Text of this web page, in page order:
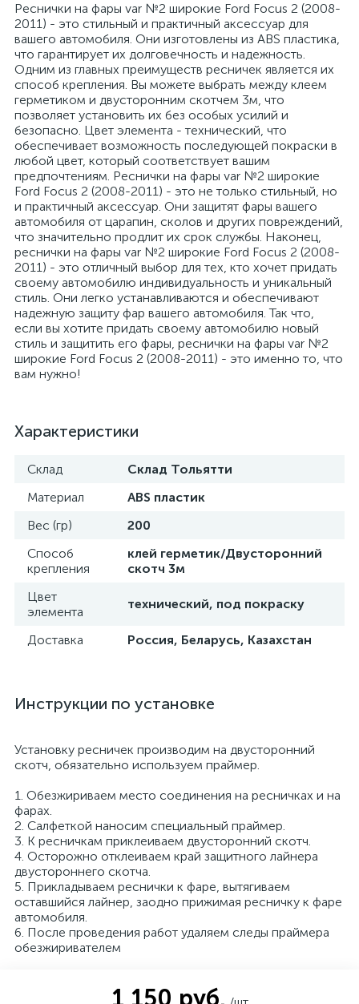
Реснички на фары var №2 широкие Ford Focus 2 (2008-
2011) - это стильный и практичный аксессуар для
вашего автомобиля. Они изготовлены из ABS пластика,
что гарантирует их долговечность и надежность.
Одним из главных преимуществ ресничек является их
способ крепления. Вы можете выбрать между клеем
герметиком и двусторонним скотчем 3м, что
позволяет установить их без особых усилий и
безопасно. Цвет элемента - технический, что
обеспечивает возможность последующей покраски в
любой цвет, который соответствует вашим
предпочтениям. Реснички на фары var №2 широкие
Ford Focus 2 (2008-2011) - это не только стильный, но
и практичный аксессуар. Они защитят фары вашего
автомобиля от царапин, сколов и других повреждений,
что значительно продлит их срок службы. Наконец,
реснички на фары var №2 широкие Ford Focus 2 (2008-
2011) - это отличный выбор для тех, кто хочет придать
своему автомобилю индивидуальность и уникальный
стиль. Они легко устанавливаются и обеспечивают
надежную защиту фар вашего автомобиля. Так что,
если вы хотите придать своему автомобилю новый
стиль и защитить его фары, реснички на фары var №2
широкие Ford Focus 2 (2008-2011) - это именно то, что
вам нужно!
Характеристики
Склад
Склад Тольятти
Материал
ABS пластик
Вес (гр)
200
Способ
крепления
клей герметик/Двусторонний
скотч 3м
Цвет
элемента
технический, под покраску
Доставка Россия, Беларусь, Казахстан
Инструкции по установке
Установку ресничек производим на двусторонний
скотч, обязательно используем праймер.
1. Обезжириваем место соединения на ресничках и на
фарах.
2. Салфеткой наносим специальный праймер.
3. К ресничкам приклеиваем двусторонний скотч.
4. Осторожно отклеиваем край защитного лайнера
двустороннего скотча.
5. Прикладываем реснички к фаре, вытягиваем
оставшийся лайнер, заодно прижимая ресничку к фаре
автомобиля.
6. После проведения работ удаляем следы праймера
обезжиривателем